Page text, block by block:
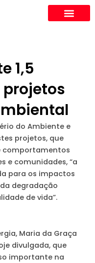
1,5
do Ambiente e
projetos, que
comportamentos
e comunidades, “a
para os impactos
degradação
de vida”.
Maria da Graça
divulgada, que
importante na